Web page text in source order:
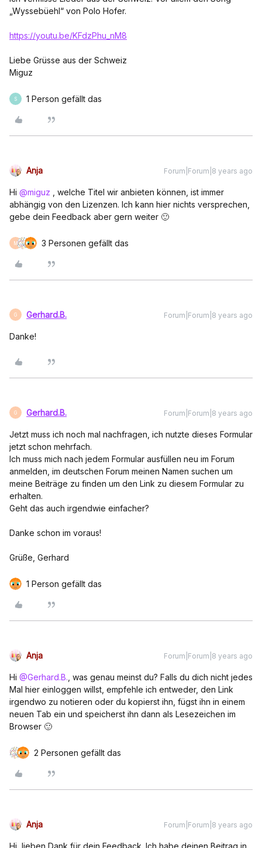
„Wyssebüehl“ von Polo Hofer.
https://youtu.be/KFdzPhu_nM8
Liebe Grüsse aus der Schweiz
Miguz
S 1 Person gefällt das
Anja Forum|Forum|8 years ago
Hi @miguz , welche Titel wir anbieten können, ist immer
abhängig von den Lizenzen. Ich kann hier nichts versprechen,
gebe dein Feedback aber gern weiter 🙂
M 3 Personen gefällt das
G Gerhard.B. Forum|Forum|8 years ago
Danke!
G Gerhard.B. Forum|Forum|8 years ago
Jetzt muss ich noch mal nachfragen, ich nutzte dieses Formular
jetzt schon mehrfach.
Ich muss mich nach jedem Formular ausfüllen neu im Forum
anmelden, im deutschen Forum meinen Namen suchen um
meine Beiträge zu finden um den Link zu diesem Formular zu
erhalten.
Geht das auch irgendwie einfacher?
Danke schon im voraus!
Grüße, Gerhard
1 Person gefällt das
Anja Forum|Forum|8 years ago
Hi @Gerhard.B. , was genau meinst du? Falls du dich nicht jedes
Mal hier einloggen willst, empfehle ich entweder, den Link
irgendwo zu notieren oder du kopierst ihn, fügst ihn in einem
neuen Tab ein und speicherst ihn dann als Lesezeichen im
Browser 🙂
2 Personen gefällt das
Anja Forum|Forum|8 years ago
Hi, lieben Dank für dein Feedback. Ich habe deinen Beitrag in